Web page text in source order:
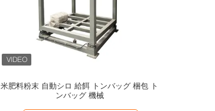
米肥料粉末 自動シロ 給餌 トンバッグ 梱包 ト
ンバッグ 機械